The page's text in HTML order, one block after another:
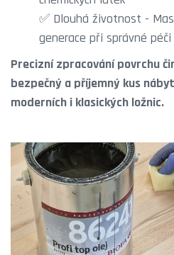
✅ Dlouhá životnost -
generace při správné péči
Precizní zpracování povrchu
bezpečný a příjemný kus
moderních i klasických ložnic.